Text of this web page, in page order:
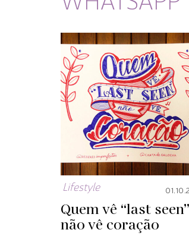
Lifestyle
Quem vê “last seen”
não vê coração